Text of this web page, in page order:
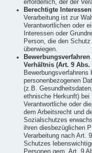
erforderlich, der der
Berechtigte
Verarbeitung ist zur
Verantwortlichen oder
Interessen oder
Person, die den
überwiegen.
Verhältnis (Art. 9 Abs.
Bewerbungsverfahrens
personenbezogenen
(z.B.
ethnische Herkunft) bei
Verantwortliche oder
dem Arbeitsrecht und
Sozialschutzes
ihren diesbezüglichen
Verarbeitung nach Art.
Schutzes